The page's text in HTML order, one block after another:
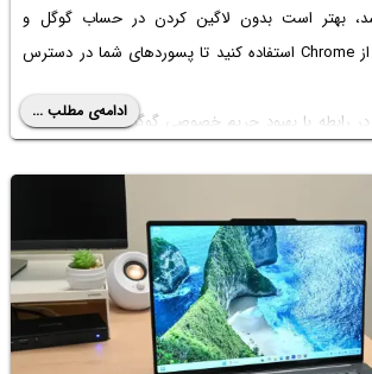
بهتر است بدون لاگین کردن در حساب گوگل و
همگام‌سازی پسوردها از Chrome استفاده کنید تا پسوردهای شما در دسترس
رابطه با بهبود حریم خصوصی گوگل کرومو برخی از
ادامه‌ی مطلب ...